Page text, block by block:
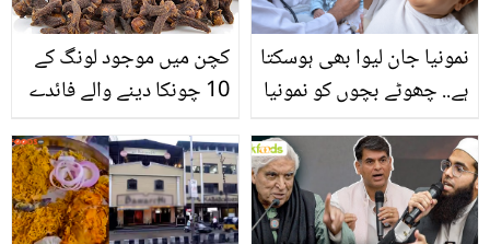
کچن میں موجود لونگ کے
10 چونکا دینے والے فائدے
کیونکہ اس کے استعمال سے
آپ بھی ان بیماریوں سے
محفوظ رہ سکتے ہیں
نمونیا جان لیوا بھی ہوسکتا
ہے.. چھوٹے بچوں کو نمونیا
معلومات